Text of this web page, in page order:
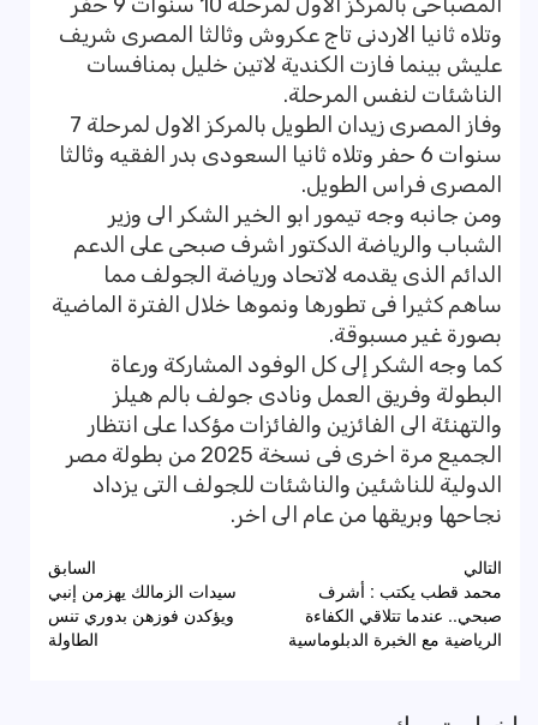
وتلاه ثانيا الاردنى تاج عكروش وثالثا المصرى شريف
عليش بينما فازت الكندية لاتين خليل بمنافسات
الناشئات لنفس المرحلة.
وفاز المصرى زيدان الطويل بالمركز الاول لمرحلة 7
سنوات 6 حفر وتلاه ثانيا السعودى بدر الفقيه وثالثا
المصرى فراس الطويل.
ومن جانبه وجه تيمور ابو الخير الشكر الى وزير
الشباب والرياضة الدكتور اشرف صبحى على الدعم
الدائم الذى يقدمه لاتحاد ورياضة الجولف مما
ساهم كثيرا فى تطورها ونموها خلال الفترة الماضية
بصورة غير مسبوقة.
كما وجه الشكر إلى كل الوفود المشاركة ورعاة
البطولة وفريق العمل ونادى جولف بالم هيلز
والتهنئة الى الفائزين والفائزات مؤكدا على انتظار
الجميع مرة اخرى فى نسخة 2025 من بطولة مصر
الدولية للناشئين والناشئات للجولف التى يزداد
نجاحها وبريقها من عام الى اخر.
تصفّح
المقالات
السابق
سيدات الزمالك يهزمن إنبي
ويؤكدن فوزهن بدوري تنس
الطاولة
التالي
محمد قطب يكتب : أشرف
صبحي.. عندما تتلاقي الكفاءة
الرياضية مع الخبرة الدبلوماسية